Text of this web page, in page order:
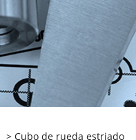
> Cubo de rueda estriado